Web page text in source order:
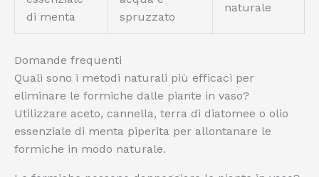
di menta
spruzzato
naturale
Domande frequenti
Quali sono i metodi naturali più efficaci per
eliminare le formiche dalle piante in vaso?
Utilizzare aceto, cannella, terra di diatomee o olio
essenziale di menta piperita per allontanare le
formiche in modo naturale.